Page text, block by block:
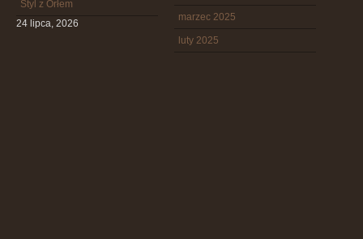
Styl z Orłem
24 lipca, 2026
marzec 2025
luty 2025